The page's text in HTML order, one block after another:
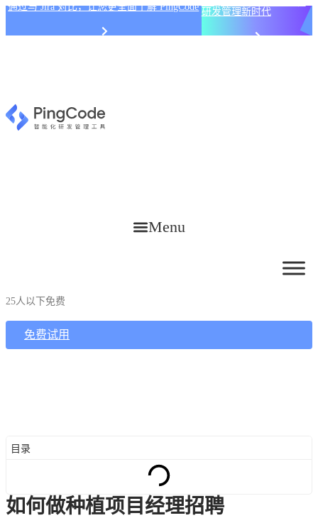
通过与 Jira 对比，让您更全面了解 PingCode 研发管理新时代
Menu
25人以下免费
免费试用
目录
如何做种植项目经理招聘